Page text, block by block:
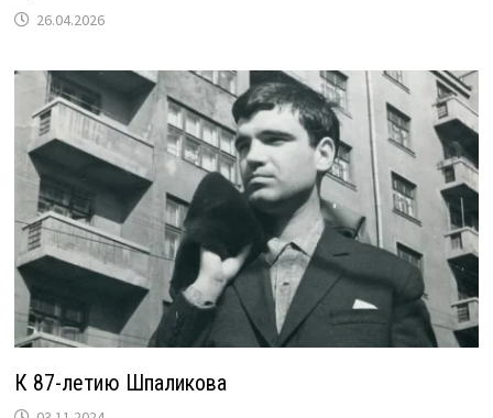
26.04.2026
К 87-летию Шпаликова